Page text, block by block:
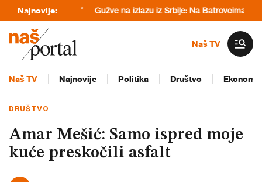
Najnovije:
sam ga se“ Gužve na izlazu iz Srbije: Na Batrovcima se čeka
Naš TV
Naš TV Najnovije Politika Društvo
DRUŠTVO
Amar Mešić: Samo ispred moje
kuće preskočili asfalt